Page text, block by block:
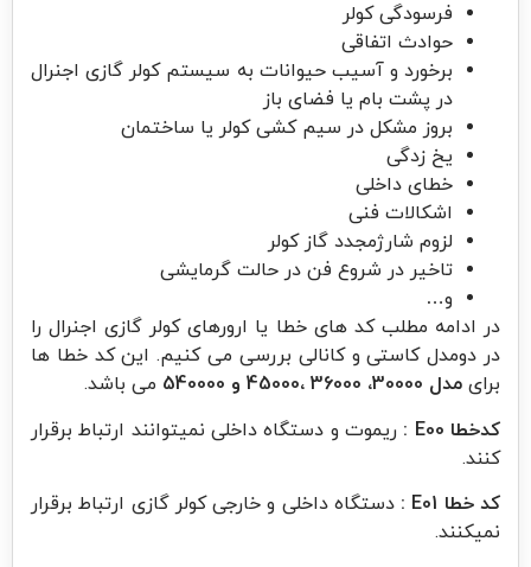
فرسودگی کولر
حوادث اتفاقی
برخورد و آسیب حیوانات به سیستم کولر گازی اجنرال
در پشت بام یا فضای باز
بروز مشکل در سیم کشی کولر یا ساختمان
یخ زدگی
خطای داخلی
اشکالات فنی
لزوم شارژمجدد گاز کولر
تاخیر در شروع فن در حالت گرمایشی
و…
در ادامه مطلب کد های خطا یا ارورهای کولر گازی اجنرال را
در دومدل کاستی و کانالی بررسی می کنیم. این کد خطا ها
برایمدل 30000، 36000 ،45000 و 540000
می باشد.
کدخطا E00 :
ریموت و دستگاه داخلی نمیتوانند ارتباط برقرار
کنند.
کد خطا E01 :
دستگاه داخلی و خارجی کولر گازی ارتباط برقرار
نمیکنند.